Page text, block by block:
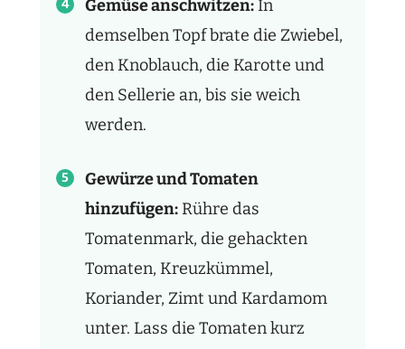
Gemüse anschwitzen: In
demselben Topf brate die Zwiebel,
den Knoblauch, die Karotte und
den Sellerie an, bis sie weich
werden.
Gewürze und Tomaten
hinzufügen: Rühre das
Tomatenmark, die gehackten
Tomaten, Kreuzkümmel,
Koriander, Zimt und Kardamom
unter. Lass die Tomaten kurz